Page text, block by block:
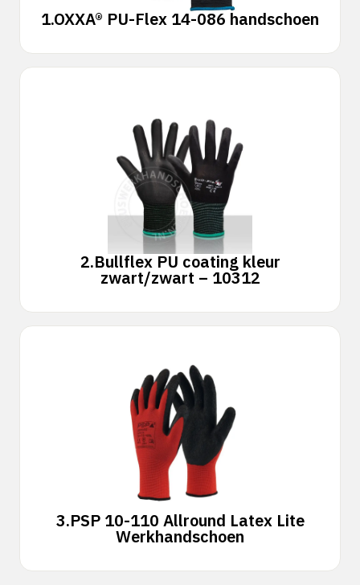
1.OXXA® PU-Flex 14-086 handschoen
2.Bullflex PU coating kleur
zwart/zwart – 10312
3.PSP 10-110 Allround Latex Lite
Werkhandschoen